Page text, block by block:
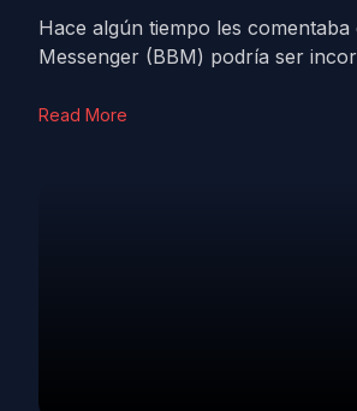
Hace algún tiempo les
Messenger (BBM) podría ser
Read More